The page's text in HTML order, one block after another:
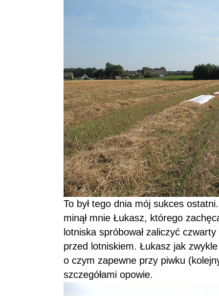
To był tego dnia mój sukces
minął mnie Łukasz, którego
lotniska spróbował zaliczyć
przed lotniskiem. Łukasz jak
o czym zapewne przy piwku
szczegółami opowie.